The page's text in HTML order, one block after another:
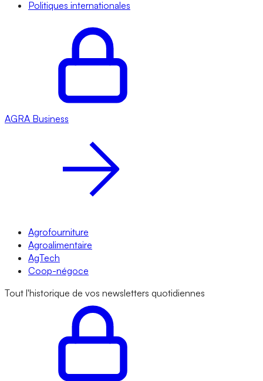
Politiques internationales
AGRA Business
Agrofourniture
Agroalimentaire
AgTech
Coop-négoce
Tout l'historique de vos newsletters quotidiennes